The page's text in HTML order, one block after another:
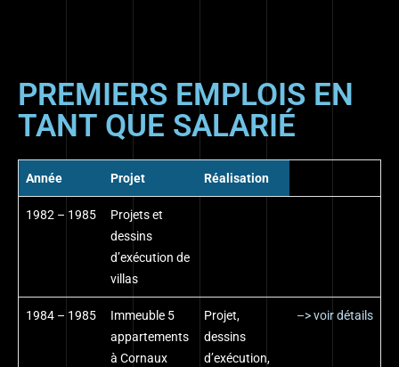
PREMIERS EMPLOIS EN
TANT QUE SALARIÉ
Année Projet Réalisation
1982 – 1985
Projets et
dessins
d’exécution de
villas
1984 – 1985
Immeuble 5
appartements
à Cornaux
Projet,
dessins
d’exécution,
–> voir détails